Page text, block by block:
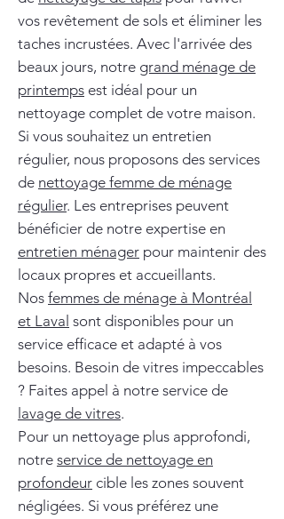
vos revêtement de sols et éliminer les
taches incrustées. Avec l'arrivée des
beaux jours, notre grand ménage de
printemps est idéal pour un
nettoyage complet de votre maison.
Si vous souhaitez un entretien
régulier, nous proposons des services
de nettoyage femme de ménage
régulier. Les entreprises peuvent
bénéficier de notre expertise en
entretien ménager pour maintenir des
locaux propres et accueillants.
Nos femmes de ménage à Montréal
et Laval sont disponibles pour un
service efficace et adapté à vos
besoins. Besoin de vitres impeccables
? Faites appel à notre service de
lavage de vitres.
Pour un nettoyage plus approfondi,
notre service de nettoyage en
profondeur cible les zones souvent
négligées. Si vous préférez une